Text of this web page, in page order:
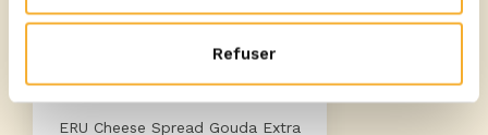
Refuser
ERU Cheese Spread Gouda Extra